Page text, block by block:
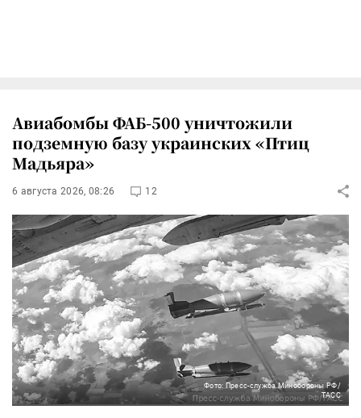
Авиабомбы ФАБ-500 уничтожили
подземную базу украинских «Птиц
Мадьяра»
6 августа 2026, 08:26 12
Фото: Пресс-служба Минобороны РФ/
ТАСС